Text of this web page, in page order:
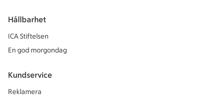
Hållbarhet
ICA Stiftelsen
En god morgondag
Kundservice
Reklamera